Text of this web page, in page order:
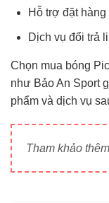
Hỗ trợ đặt
Dịch vụ đổi trả
Chọn mua bóng
như Bảo An Sport
phẩm và dịch vụ
Tham khảo